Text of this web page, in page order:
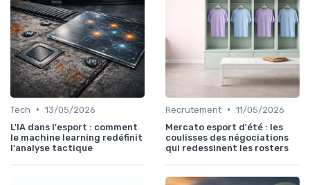
Tech • 13/05/2026
L'IA dans l'esport : comment
le machine learning redéfinit
l'analyse tactique
Recrutement • 11/05/2026
Mercato esport d'été : les
coulisses des négociations
qui redessinent les rosters